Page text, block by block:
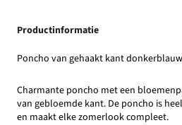
Productinformatie
Poncho van gehaakt kant donkerblauw
Charmante poncho met een
van gebloemde kant. De poncho is
en maakt elke zomerlook compleet.